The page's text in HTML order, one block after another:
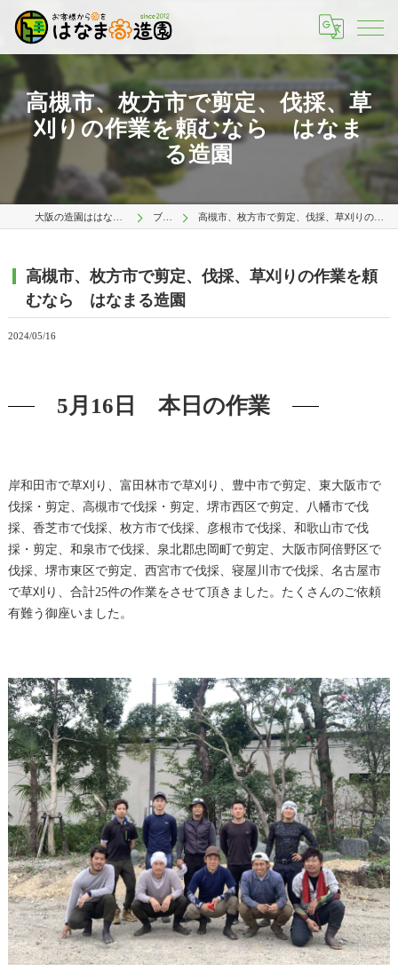
高槻市、枚方市で剪定、伐採、草
刈りの作業を頼むなら はなま
る造園
ブログ 高槻市、枚方市で剪定、伐採、草刈りの作業を頼むなら はなまる造園
高槻市、枚方市で剪定、伐採、草刈りの作業を頼
むなら はなまる造園
2024/05/16
5月16日 本日の作業
岸和田市で草刈り、富田林市で草刈り、豊中市で剪定、東大阪市で
伐採・剪定、高槻市で伐採・剪定、堺市西区で剪定、八幡市で伐
採、香芝市で伐採、枚方市で伐採、彦根市で伐採、和歌山市で伐
採・剪定、和泉市で伐採、泉北郡忠岡町で剪定、大阪市阿倍野区で
伐採、堺市東区で剪定、西宮市で伐採、寝屋川市で伐採、名古屋市
で草刈り、合計25件の作業をさせて頂きました。たくさんのご依頼
有難う御座いました。